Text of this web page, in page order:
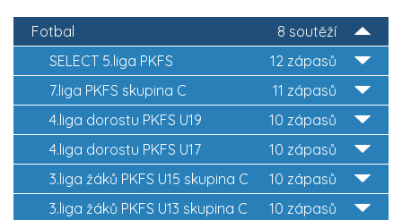
8 soutěží
Fotbal
12 zápasů
SELECT 5.liga PKFS
11 zápasů
7.liga PKFS skupina C
10 zápasů
4.liga dorostu PKFS U19
10 zápasů
4.liga dorostu PKFS U17
10 zápasů
3.liga žáků PKFS U15 skupina C
10 zápasů
3.liga žáků PKFS U13 skupina C